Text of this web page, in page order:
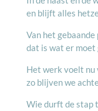
en blijft alles
Van het
dat is wat er moet
Het werk voelt nu
zo blijven we
Wie durft de stap